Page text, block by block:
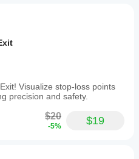
Visualize stop-loss points
precision and safety.
$20
-5% $19